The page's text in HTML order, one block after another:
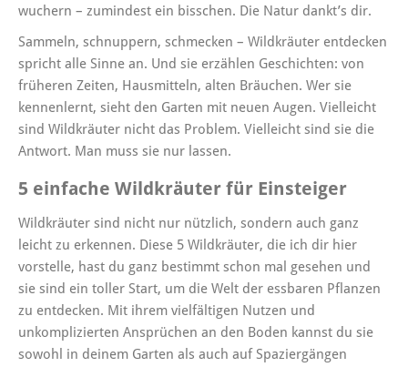
wuchern – zumindest ein bisschen. Die Natur dankt’s dir.
Sammeln, schnuppern, schmecken – Wildkräuter entdecken
spricht alle Sinne an. Und sie erzählen Geschichten: von
früheren Zeiten, Hausmitteln, alten Bräuchen. Wer sie
kennenlernt, sieht den Garten mit neuen Augen. Vielleicht
sind Wildkräuter nicht das Problem. Vielleicht sind sie die
Antwort. Man muss sie nur lassen.
5 einfache Wildkräuter für Einsteiger
Wildkräuter sind nicht nur nützlich, sondern auch ganz
leicht zu erkennen. Diese 5 Wildkräuter, die ich dir hier
vorstelle, hast du ganz bestimmt schon mal gesehen und
sie sind ein toller Start, um die Welt der essbaren Pflanzen
zu entdecken. Mit ihrem vielfältigen Nutzen und
unkomplizierten Ansprüchen an den Boden kannst du sie
sowohl in deinem Garten als auch auf Spaziergängen